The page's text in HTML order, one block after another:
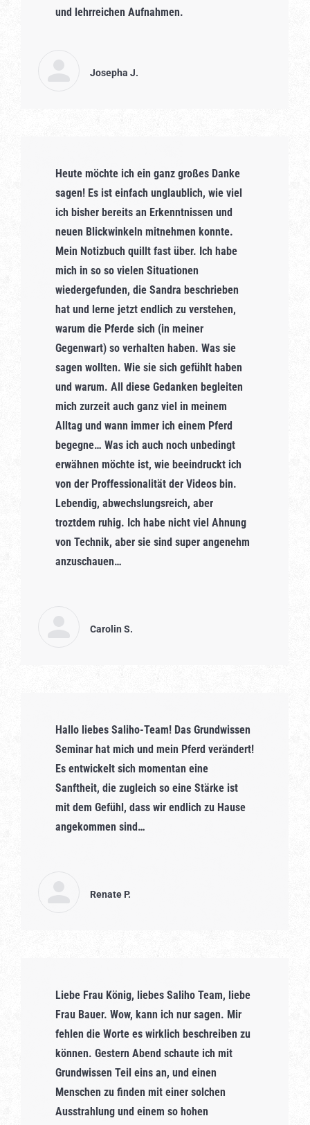
und lehrreichen Aufnahmen.
Josepha J.
Heute möchte ich ein ganz großes Danke
sagen! Es ist einfach unglaublich, wie viel
ich bisher bereits an Erkenntnissen und
neuen Blickwinkeln mitnehmen konnte.
Mein Notizbuch quillt fast über. Ich habe
mich in so so vielen Situationen
wiedergefunden, die Sandra beschrieben
hat und lerne jetzt endlich zu verstehen,
warum die Pferde sich (in meiner
Gegenwart) so verhalten haben. Was sie
sagen wollten. Wie sie sich gefühlt haben
und warum. All diese Gedanken begleiten
mich zurzeit auch ganz viel in meinem
Alltag und wann immer ich einem Pferd
begegne… Was ich auch noch unbedingt
erwähnen möchte ist, wie beeindruckt ich
von der Proffessionalität der Videos bin.
Lebendig, abwechslungsreich, aber
troztdem ruhig. Ich habe nicht viel Ahnung
von Technik, aber sie sind super angenehm
anzuschauen…
Carolin S.
Hallo liebes Saliho-Team! Das Grundwissen
Seminar hat mich und mein Pferd verändert!
Es entwickelt sich momentan eine
Sanftheit, die zugleich so eine Stärke ist
mit dem Gefühl, dass wir endlich zu Hause
angekommen sind…
Renate P.
Liebe Frau König, liebes Saliho Team, liebe
Frau Bauer. Wow, kann ich nur sagen. Mir
fehlen die Worte es wirklich beschreiben zu
können. Gestern Abend schaute ich mit
Grundwissen Teil eins an, und einen
Menschen zu finden mit einer solchen
Ausstrahlung und einem so hohen